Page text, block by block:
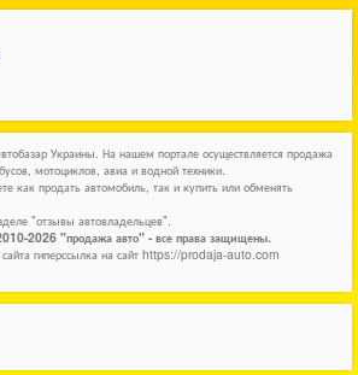
Украины. На нашем портале осуществляется продажа
мотоциклов, авиа и водной техники.
как продать автомобиль, так и купить или обменять
"отзывы автовладельцев".
2026 "продажа авто" - все права защищены.
гиперссылка на сайт https://prodaja-auto.com